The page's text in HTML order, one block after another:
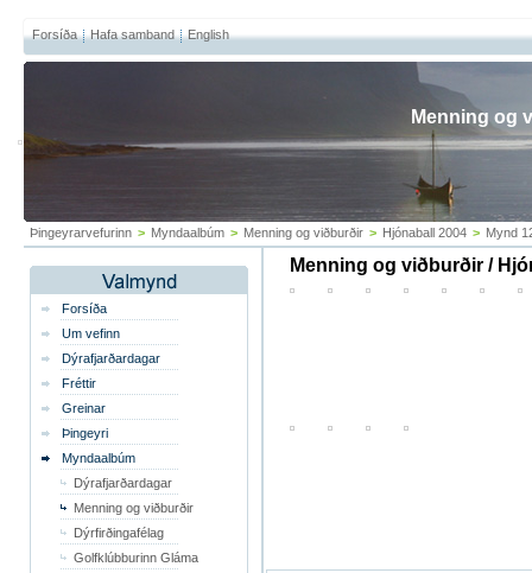
Forsíða Hafa samband English
Þingeyrarvefurinn > Myndaalbúm > Menning og viðburðir > Hjónaball 2004 > Mynd
Forsíða
Um vefinn
Dýrafjarðardagar
Fréttir
Greinar
Þingeyri
Myndaalbúm
Dýrafjarðardagar
Menning og viðburðir
Dýrfirðingafélag
Golfklúbburinn Gláma
Menning og viðburðir /
Menning og